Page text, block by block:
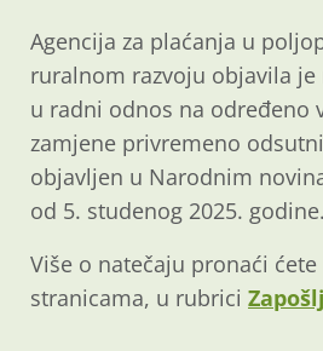
Agencija za plaćanja u
ruralnom razvoju objavila
u radni odnos na određeno
zamjene privremeno
objavljen u Narodnim
od 5. studenog 2025. godine.
Više o natečaju pronaći
stranicama, u rubrici